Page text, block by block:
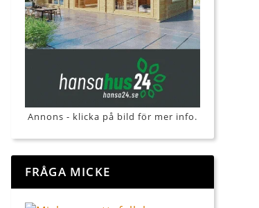
Annons - klicka på bild för mer info.
FRÅGA MICKE